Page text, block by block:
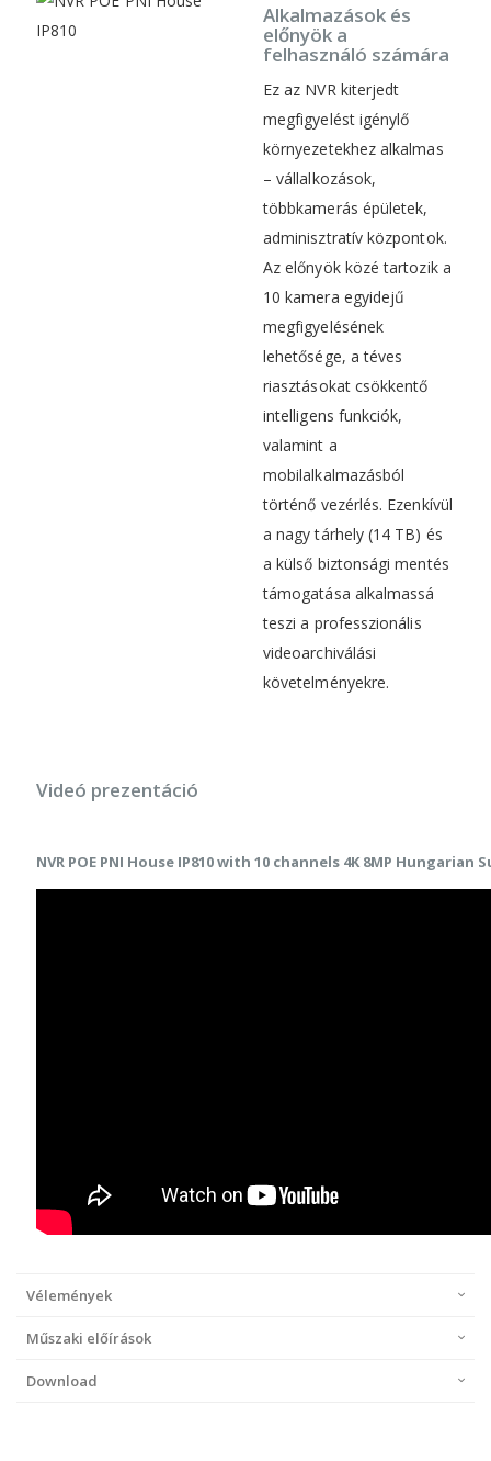
Alkalmazások és
előnyök a
felhasználó számára
Ez az NVR kiterjedt
megfigyelést igénylő
környezetekhez alkalmas
– vállalkozások,
többkamerás épületek,
adminisztratív központok.
Az előnyök közé tartozik a
10 kamera egyidejű
megfigyelésének
lehetősége, a téves
riasztásokat csökkentő
intelligens funkciók,
valamint a
mobilalkalmazásból
történő vezérlés. Ezenkívül
a nagy tárhely (14 TB) és
a külső biztonsági mentés
támogatása alkalmassá
teszi a professzionális
videoarchiválási
követelményekre.
Videó prezentáció
NVR POE PNI House IP810 with 10 channels 4K 8MP Hungarian
Vélemények
Műszaki előírások
Download